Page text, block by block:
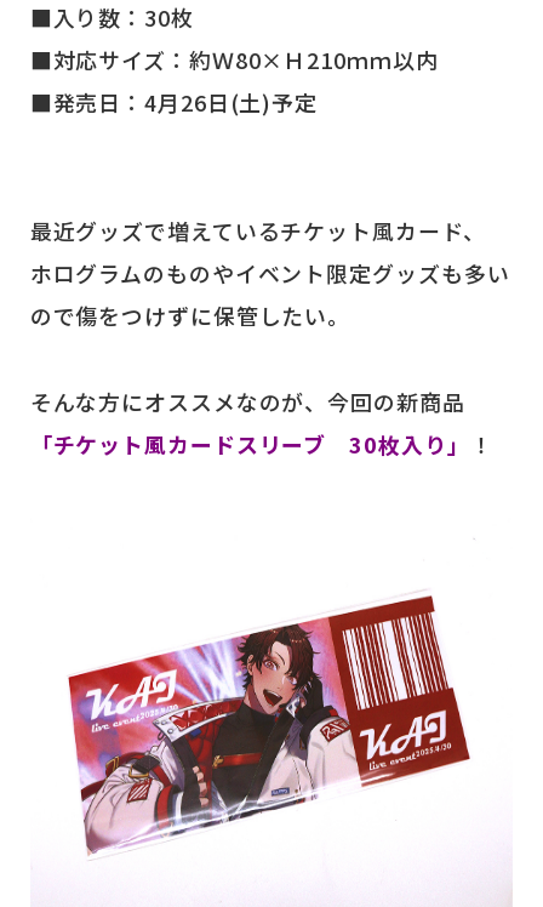
■入り数：30枚
■対応サイズ：約Ｗ80×Ｈ210ｍｍ以内
■発売日：4月26日(土)予定
最近グッズで増えているチケット風カード、
ホログラムのものやイベント限定グッズも多い
ので傷をつけずに保管したい。
そんな方にオススメなのが、今回の新商品
「チケット風カードスリーブ 30枚入り」
！